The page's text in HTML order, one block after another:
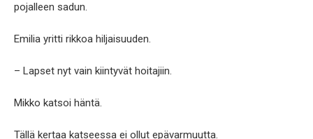
pojalleen sadun.
Emilia yritti rikkoa hiljaisuuden.
– Lapset nyt vain kiintyvät hoitajiin.
Mikko katsoi häntä.
Tällä kertaa katseessa ei ollut epävarmuutta.